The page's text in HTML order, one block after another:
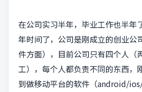
在公司实习半年，毕业工作也半年
年时间了，公司是刚成立的创业公
件方面），目前公司只有四个人（
工），每个人都负责不同的东西，
到做移动平台的软件（android/